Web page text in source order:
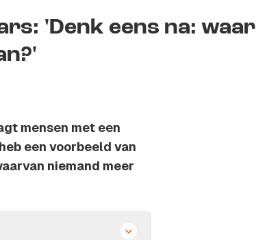
'Denk eens na: waar
mensen met een
een voorbeeld van
niemand meer